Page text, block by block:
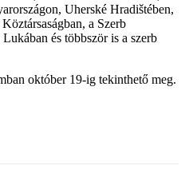
Uherské Hradištében,
a Szerb
és többször is a szerb
október 19-ig tekinthető meg.